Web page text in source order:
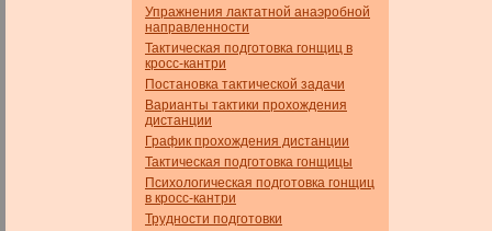
Упражнения лактатной анаэробной
направленности
Тактическая подготовка гонщиц в
кросс-кантри
Постановка тактической задачи
Варианты тактики прохождения
дистанции
График прохождения дистанции
Тактическая подготовка гонщицы
Психологическая подготовка гонщиц
в кросс-кантри
Трудности подготовки